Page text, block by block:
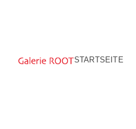
STARTSEITE